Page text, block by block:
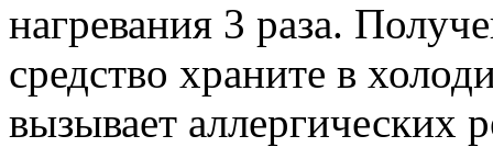
нагревания 3 раза.
средство храните в
вызывает аллергических